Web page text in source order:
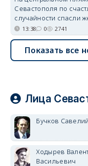
Севастополя по
случайности спасли
13:38 0 2741
Показать все
Лица
Бучков
Ходырев
Васильевич